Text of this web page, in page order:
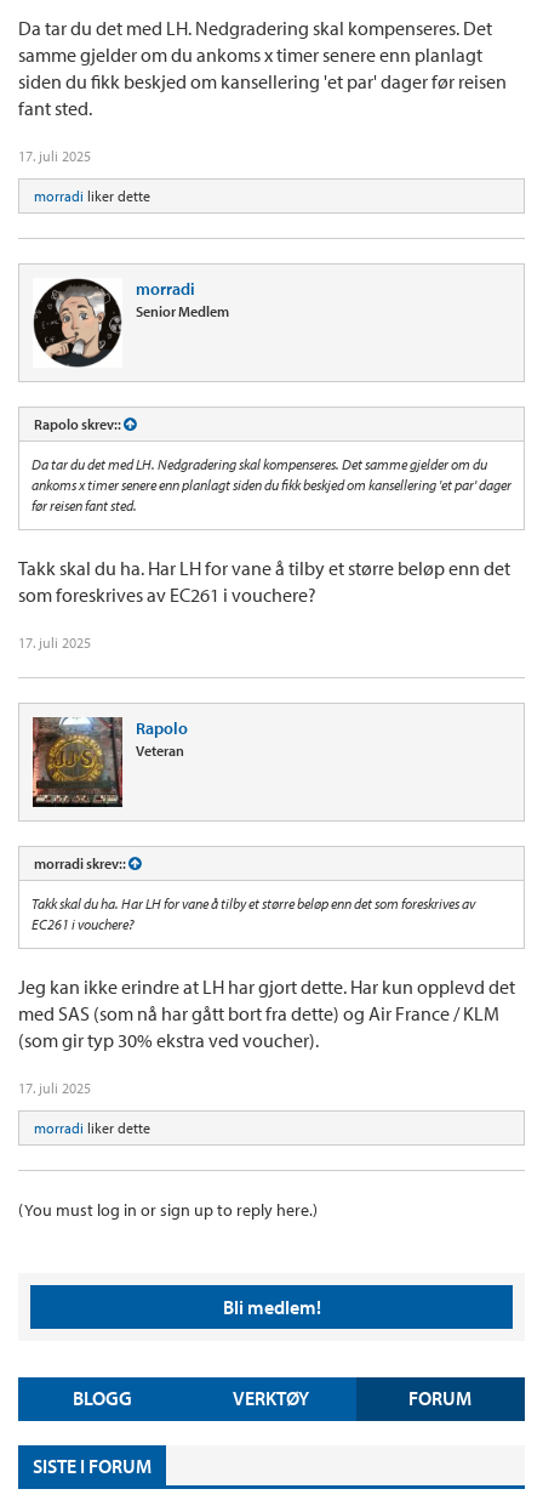
Da tar du det med LH. Nedgradering skal kompenseres. Det
samme gjelder om du ankoms x timer senere enn planlagt
siden du fikk beskjed om kansellering 'et par' dager før reisen
fant sted.
17. juli 2025
morradi liker dette
morradi
Senior Medlem
Rapolo skrev::
Da tar du det med LH. Nedgradering skal kompenseres. Det samme gjelder om du
ankoms x timer senere enn planlagt siden du fikk beskjed om kansellering 'et par' dager
før reisen fant sted.
Takk skal du ha. Har LH for vane å tilby et større beløp enn det
som foreskrives av EC261 i vouchere?
17. juli 2025
Rapolo
Veteran
morradi skrev::
Takk skal du ha. Har LH for vane å tilby et større beløp enn det som foreskrives av
EC261 i vouchere?
Jeg kan ikke erindre at LH har gjort dette. Har kun opplevd det
med SAS (som nå har gått bort fra dette) og Air France / KLM
(som gir typ 30% ekstra ved voucher).
17. juli 2025
morradi liker dette
(You must log in or sign up to reply here.)
Bli medlem!
BLOGG VERKTØY FORUM
SISTE I FORUM